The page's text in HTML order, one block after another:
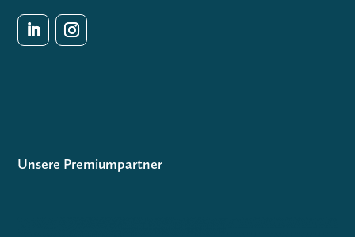
Unsere Premiumpartner